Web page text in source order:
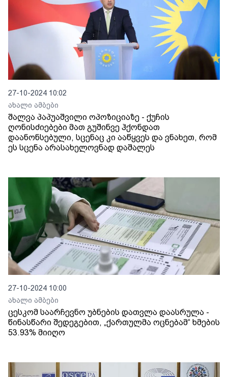
27-10-2024 10:02
ახალი ამბები
შალვა პაპუაშვილი ოპოზიციაზე - ქუჩის
ღონისძიებები მათ გუშინვე ჰქონდათ
დაანონსებული, სცენაც კი ააწყვეს და ვნახეთ, რომ
ეს სცენა არასახელოვნად დაშალეს
27-10-2024 10:00
ახალი ამბები
ცესკომ საარჩევნო უბნების დათვლა დაასრულა -
წინასწარი შედეგებით, „ქართულმა ოცნებამ“ ხმების
53.93% მიიღო